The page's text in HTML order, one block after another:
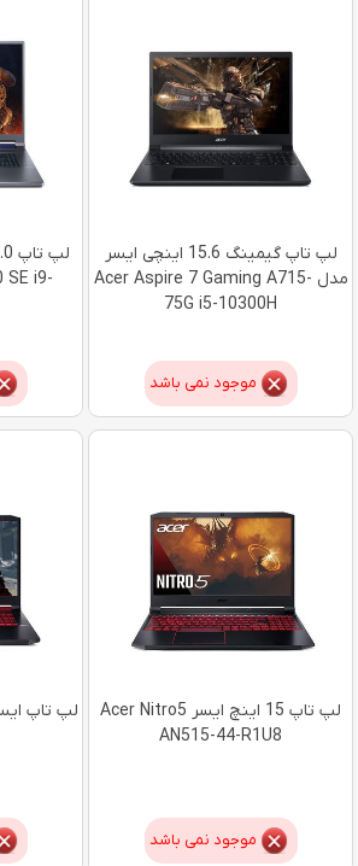
لپ تاپ گیمینگ 15.6 اینچی ایسر
مدل Acer Aspire 7 Gaming A715-
75G i5-10300H
موجود نمی باشد
i9-
لپ تاپ 15 اینچ ایسر Acer Nitro5
AN515-44-R1U8
موجود نمی باشد